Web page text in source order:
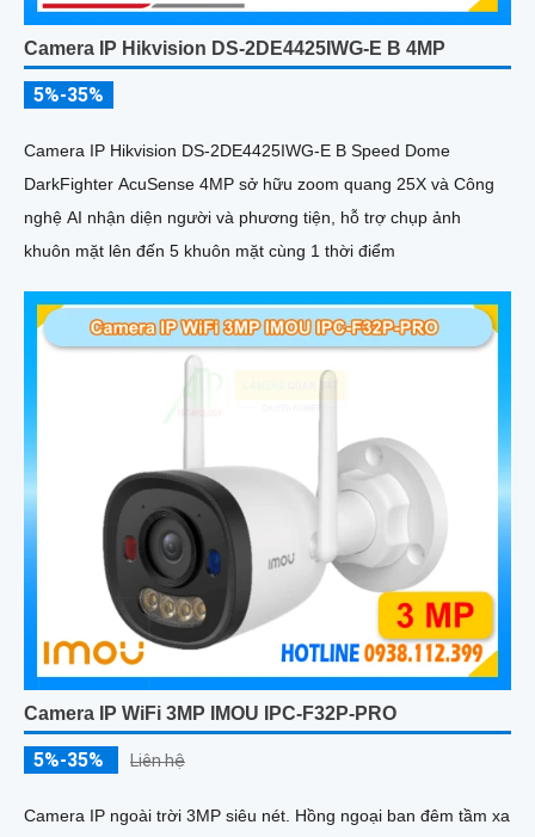
Camera IP Hikvision DS-2DE4425IWG-E B 4MP
5%-35%
Camera IP Hikvision DS-2DE4425IWG-E B Speed Dome
DarkFighter AcuSense 4MP sở hữu zoom quang 25X và Công
nghệ AI nhận diện người và phương tiện, hỗ trợ chụp ảnh
khuôn mặt lên đến 5 khuôn mặt cùng 1 thời điểm
Camera IP WiFi 3MP IMOU IPC-F32P-PRO
5%-35% Liên hệ
Camera IP ngoài trời 3MP siêu nét. Hồng ngoại ban đêm tầm xa